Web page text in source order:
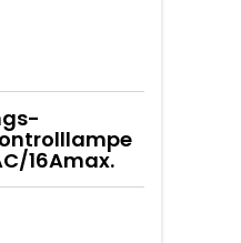
16Amax.